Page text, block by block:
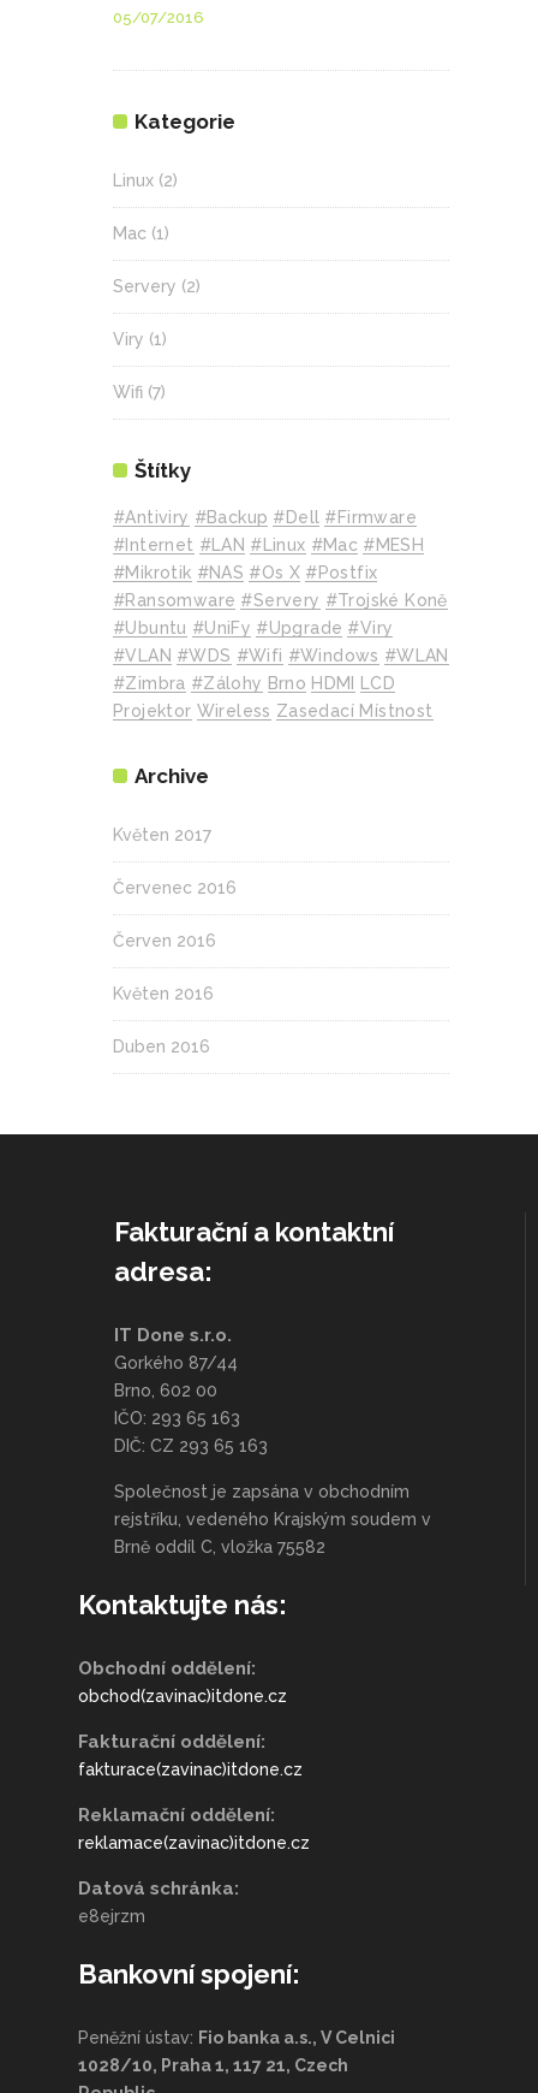
05/07/2016
Kategorie
Linux (2)
Mac (1)
Servery (2)
Viry (1)
Wifi (7)
Štítky
#Antiviry #backup #Dell #Firmware
#internet #LAN #Linux #mac #MESH
#mikrotik #NAS #Os X #Postfix
#Ransomware #Servery #Trojské Koně
#Ubuntu #UniFy #Upgrade #Viry
#VLAN #WDS #wifi #Windows #WLAN
#Zimbra #zálohy Brno HDMI LCD
Projektor Wireless Zasedací Místnost
Archive
Květen 2017
Červenec 2016
Červen 2016
Květen 2016
Duben 2016
Fakturační a kontaktní
adresa:
IT Done s.r.o.
Gorkého 87/44
Brno, 602 00
IČO: 293 65 163
DIČ: CZ 293 65 163
Společnost je zapsána v obchodním
rejstříku, vedeného Krajským soudem v
Brně oddíl C, vložka 75582
Kontaktujte nás:
Obchodní oddělení:
obchod(zavinac)itdone.cz
Fakturační oddělení:
fakturace(zavinac)itdone.cz
Reklamační oddělení:
reklamace(zavinac)itdone.cz
Datová schránka:
e8ejrzm
Bankovní spojení:
Peněžní ústav: Fio banka a.s., V Celnici
1028/10, Praha 1, 117 21, Czech